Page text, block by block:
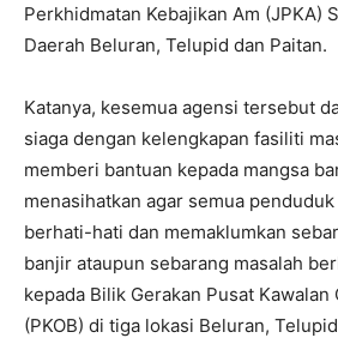
Perkhidmatan Kebajikan Am (JPKA)
Daerah Beluran, Telupid dan Paitan.
Katanya, kesemua agensi tersebut
siaga dengan kelengkapan fasiliti
memberi bantuan kepada mangsa
menasihatkan agar semua
berhati-hati dan memaklumkan
banjir ataupun sebarang masalah
kepada Bilik Gerakan Pusat Kawalan
(PKOB) di tiga lokasi Beluran,